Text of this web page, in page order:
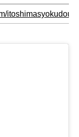
itoshimasyokudou